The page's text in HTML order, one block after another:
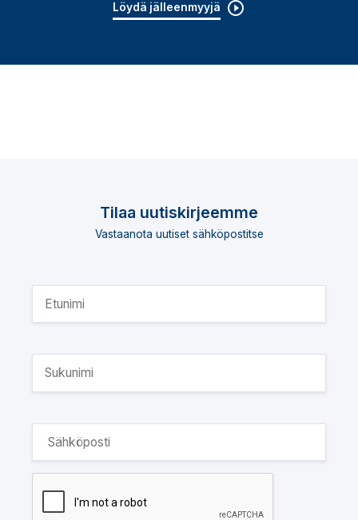
Löydä jälleenmyyjä
Tilaa uutiskirjeemme
Vastaanota uutiset sähköpostitse